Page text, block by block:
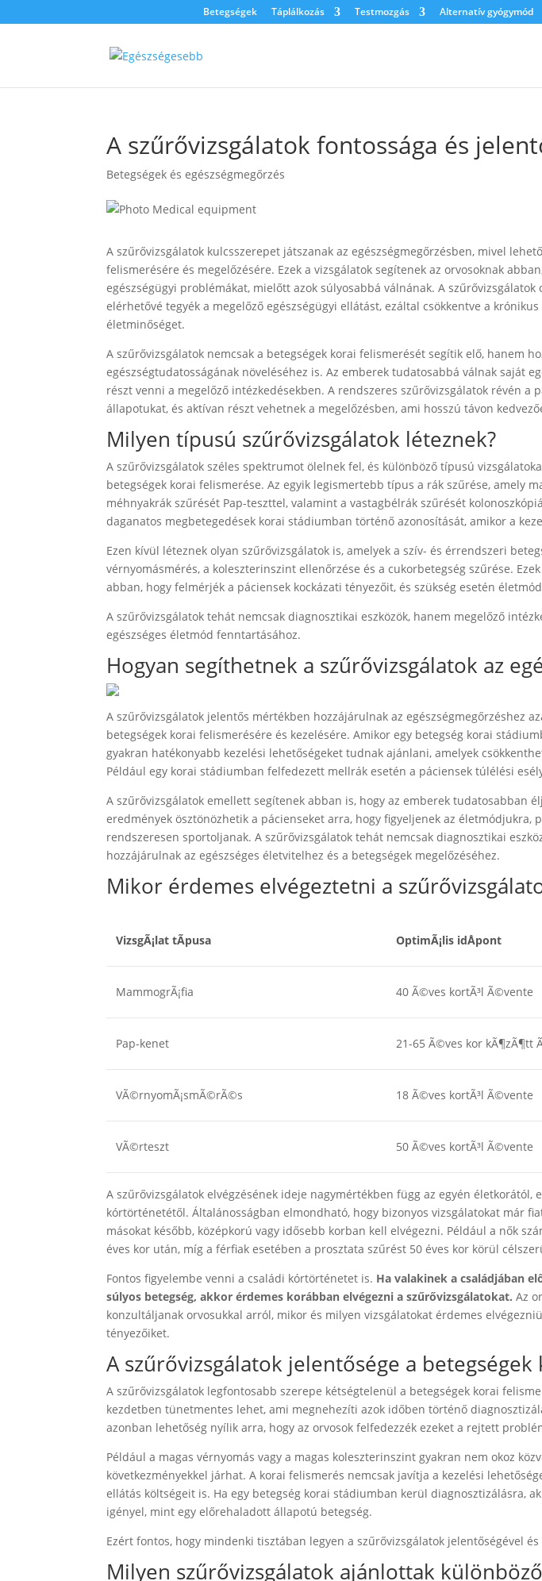
Betegségek Táplálkozás Testmozgás Alternatív gyógymód
A szűrővizsgálatok fontossága és
Betegségek és egészségmegőrzés
A szűrővizsgálatok kulcsszerepet játszanak az egészségmegőrzésben, mivel
felismerésére és megelőzésére. Ezek a vizsgálatok segítenek az orvosoknak
egészségügyi problémákat, mielőtt azok súlyosabbá válnának. A szűrővizsgálatok
elérhetővé tegyék a megelőző egészségügyi ellátást, ezáltal csökkentve a
életminőséget.
A szűrővizsgálatok nemcsak a betegségek korai felismerését segítik elő, hanem
egészségtudatosságának növeléséhez is. Az emberek tudatosabbá válnak saját
részt venni a megelőző intézkedésekben. A rendszeres szűrővizsgálatok révén a
állapotukat, és aktívan részt vehetnek a megelőzésben, ami hosszú távon
Milyen típusú szűrővizsgálatok léteznek?
A szűrővizsgálatok széles spektrumot ölelnek fel, és különböző típusú
betegségek korai felismerése. Az egyik legismertebb típus a rák szűrése, amely
méhnyakrák szűrését Pap-teszttel, valamint a vastagbélrák szűrését
daganatos megbetegedések korai stádiumban történő azonosítását, amikor a
Ezen kívül léteznek olyan szűrővizsgálatok is, amelyek a szív- és érrendszeri
vérnyomásmérés, a koleszterinszint ellenőrzése és a cukorbetegség szűrése.
abban, hogy felmérjék a páciensek kockázati tényezőit, és szükség esetén
A szűrővizsgálatok tehát nemcsak diagnosztikai eszközök, hanem megelőző
egészséges életmód fenntartásához.
Hogyan segíthetnek a szűrővizsgálatok az
A szűrővizsgálatok jelentős mértékben hozzájárulnak az egészségmegőrzéshez
betegségek korai felismerésére és kezelésére. Amikor egy betegség korai
gyakran hatékonyabb kezelési lehetőségeket tudnak ajánlani, amelyek
Például egy korai stádiumban felfedezett mellrák esetén a páciensek túlélési
A szűrővizsgálatok emellett segítenek abban is, hogy az emberek tudatosabban
eredmények ösztönözhetik a pácienseket arra, hogy figyeljenek az életmódjukra,
rendszeresen sportoljanak. A szűrővizsgálatok tehát nemcsak diagnosztikai
hozzájárulnak az egészséges életvitelhez és a betegségek megelőzéséhez.
Mikor érdemes elvégeztetni a
VizsgÃ¡lat tÃ­pusa OptimÃ¡lis idÅpont
MammogrÃ¡fia 40 Ã©ves kortÃ³l Ã©vente
Pap-kenet 21-65 Ã©ves kor kÃ¶zÃ¶tt
VÃ©rnyomÃ¡smÃ©rÃ©s 18 Ã©ves kortÃ³l Ã©vente
VÃ©rteszt 50 Ã©ves kortÃ³l Ã©vente
A szűrővizsgálatok elvégzésének ideje nagymértékben függ az egyén életkorától,
kórtörténetétől. Általánosságban elmondható, hogy bizonyos vizsgálatokat már
másokat később, középkorú vagy idősebb korban kell elvégezni. Például a nők
éves kor után, míg a férfiak esetében a prosztata szűrést 50 éves kor körül
Fontos figyelembe venni a családi kórtörténetet is. Ha valakinek a családjában
súlyos betegség, akkor érdemes korábban elvégezni a szűrővizsgálatokat. Az
konzultáljanak orvosukkal arról, mikor és milyen vizsgálatokat érdemes
tényezőiket.
A szűrővizsgálatok jelentősége a
A szűrővizsgálatok legfontosabb szerepe kétségtelenül a betegségek korai
kezdetben tünetmentes lehet, ami megnehezíti azok időben történő
azonban lehetőség nyílik arra, hogy az orvosok felfedezzék ezeket a rejtett
Például a magas vérnyomás vagy a magas koleszterinszint gyakran nem okoz
következményekkel járhat. A korai felismerés nemcsak javítja a kezelési
ellátás költségeit is. Ha egy betegség korai stádiumban kerül diagnosztizálásra,
igényel, mint egy előrehaladott állapotú betegség.
Ezért fontos, hogy mindenki tisztában legyen a szűrővizsgálatok jelentőségével
Milyen szűrővizsgálatok ajánlottak